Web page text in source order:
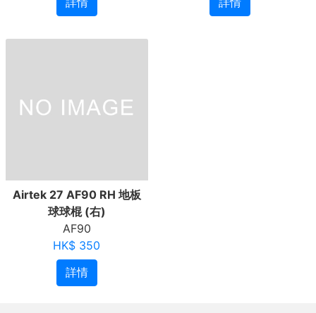
Airtek 27 AF90 RH 地板
球球棍 (右)
AF90
HK$ 350
詳情